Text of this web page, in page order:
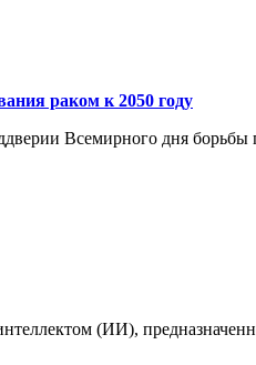
раком к 2050 году
Всемирного дня борьбы
(ИИ),